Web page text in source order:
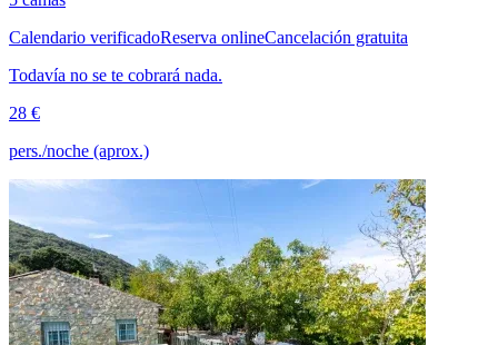
Calendario verificadoReserva onlineCancelación gratuita
Todavía no se te cobrará nada.
28 €
pers./noche (aprox.)